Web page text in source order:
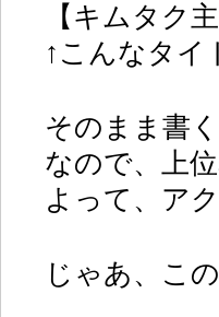
【キムタク
↑こんなタイ
そのまま書
なので、上
よって、ア
じゃあ、こ